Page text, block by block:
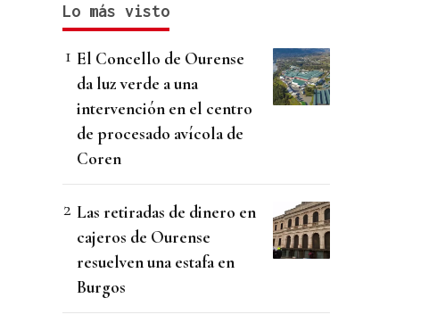
Lo más visto
El Concello de Ourense
da luz verde a una
intervención en el centro
de procesado avícola de
Coren
Las retiradas de dinero en
cajeros de Ourense
resuelven una estafa en
Burgos